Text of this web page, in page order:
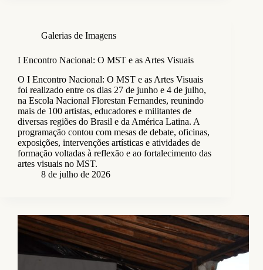
Galerias de Imagens
I Encontro Nacional: O MST e as Artes Visuais
O I Encontro Nacional: O MST e as Artes Visuais
foi realizado entre os dias 27 de junho e 4 de julho,
na Escola Nacional Florestan Fernandes, reunindo
mais de 100 artistas, educadores e militantes de
diversas regiões do Brasil e da América Latina. A
programação contou com mesas de debate, oficinas,
exposições, intervenções artísticas e atividades de
formação voltadas à reflexão e ao fortalecimento das
artes visuais no MST.
8 de julho de 2026